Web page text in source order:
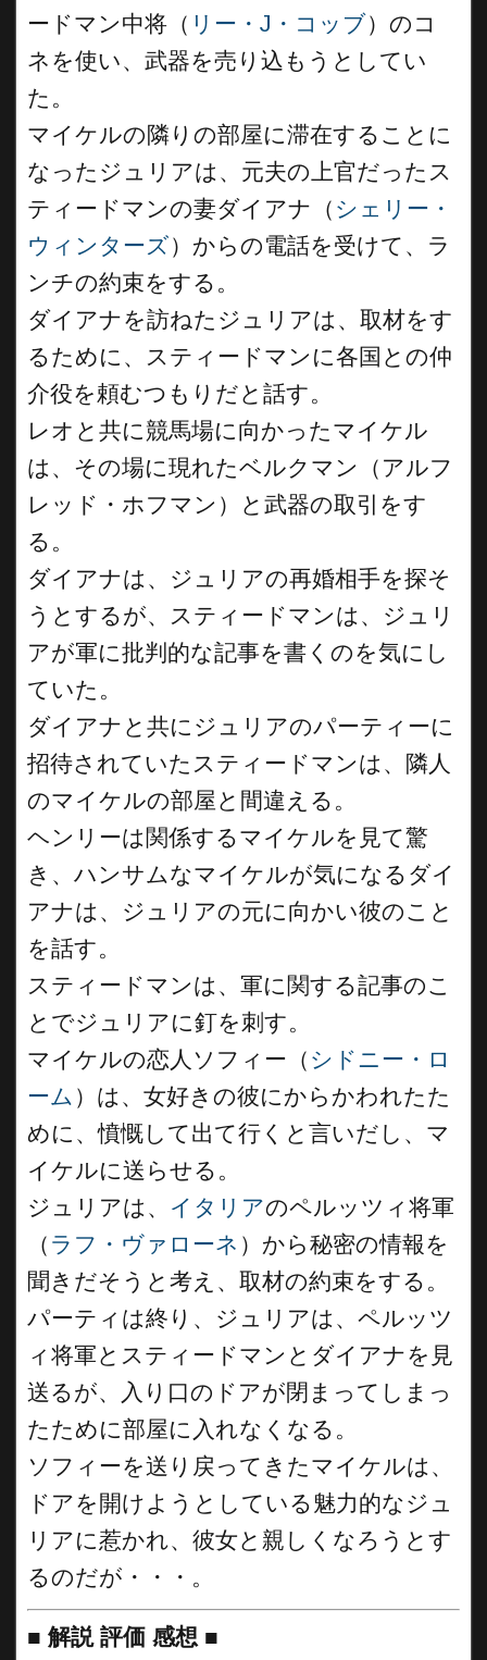
ードマン中将（ リー・J・コッブ）のコ
ネを使い、武器を売り込もうとしてい
た。
マイケルの隣りの部屋に滞在することに
なったジュリアは、元夫の上官だったス
ティードマンの妻ダイアナ（ シェリー・
ウィンターズ）からの電話を受けて、ラ
ンチの約束をする。
ダイアナを訪ねたジュリアは、取材をす
るために、スティードマンに各国との仲
介役を頼むつもりだと話す。
レオと共に競馬場に向かったマイケル
は、その場に現れたベルクマン（アルフ
レッド・ホフマン）と武器の取引をす
る。
ダイアナは、ジュリアの再婚相手を探そ
うとするが、スティードマンは、ジュリ
アが軍に批判的な記事を書くのを気にし
ていた。
ダイアナと共にジュリアのパーティーに
招待されていたスティードマンは、隣人
のマイケルの部屋と間違える。
ヘンリーは関係するマイケルを見て驚
き、ハンサムなマイケルが気になるダイ
アナは、ジュリアの元に向かい彼のこと
を話す。
スティードマンは、軍に関する記事のこ
とでジュリアに釘を刺す。
マイケルの恋人ソフィー（ シドニー・ロ
ーム ）は、女好きの彼にからかわれたた
めに、憤慨して出て行くと言いだし、マ
イケルに送らせる。
ジュリアは、 イタリアのペルッツィ将軍
（ ラフ・ヴァローネ ）から秘密の情報を
聞きだそうと考え、取材の約束をする。
パーティは終り、ジュリアは、ペルッツ
ィ将軍とスティードマンとダイアナを見
送るが、入り口のドアが閉まってしまっ
たために部屋に入れなくなる。
ソフィーを送り戻ってきたマイケルは、
ドアを開けようとしている魅力的なジュ
リアに惹かれ、彼女と親しくなろうとす
るのだが・・・。
■ 解説 評価 感想 ■